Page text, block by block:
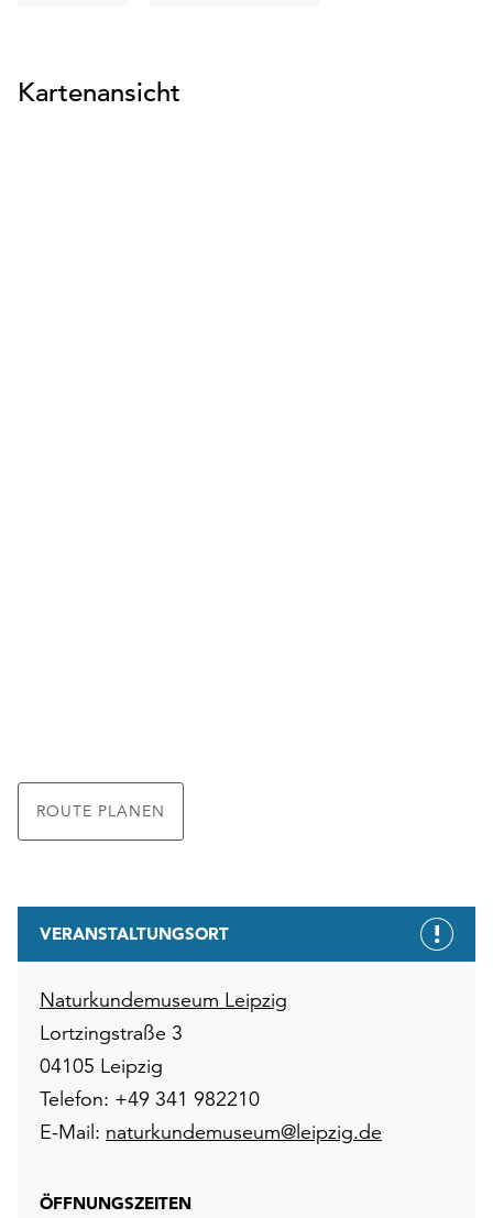
Kartenansicht
ROUTE PLANEN
VERANSTALTUNGSORT
Naturkundemuseum Leipzig
Lortzingstraße 3
04105 Leipzig
Telefon: +49 341 982210
E-Mail: naturkundemuseum@leipzig.de
ÖFFNUNGSZEITEN